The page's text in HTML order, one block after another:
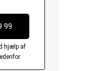
99
hjælp af